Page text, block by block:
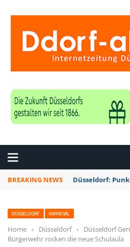
BREAKING NEWS Düsseldorf:
DÜSSELDORF KARNEVAL
Home › Düsseldorf ›
Düsseldorf
Bürgerwehr rocken die neue Schulaula